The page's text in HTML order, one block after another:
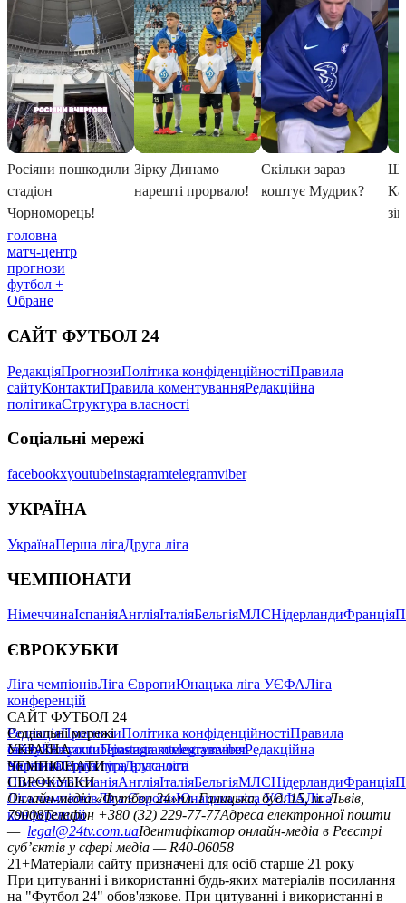
головна
матч-центр
прогнози
футбол +
Обране
САЙТ ФУТБОЛ 24
РедакціяПрогнозиПолітика конфіденційностіПравила
сайтуКонтактиПравила коментуванняРедакційна
політикаСтруктура власності
Соціальні мережі
facebookxyoutubeinstagramtelegramviber
УКРАЇНА
УкраїнаПерша лігаДруга ліга
ЧЕМПІОНАТИ
НімеччинаІспаніяАнгліяІталіяБельгіяМЛСНідерландиФранція
ЄВРОКУБКИ
Ліга чемпіонівЛіга ЄвропиЮнацька ліга УЄФАЛіга
конференцій
САЙТ ФУТБОЛ 24
РедакціяПрогнозиПолітика конфіденційностіПравила
сайтуКонтактиПравила коментуванняРедакційна
політикаСтруктура власності
Соціальні мережі
facebookxyoutubeinstagramtelegramviber
УКРАЇНА
УкраїнаПерша лігаДруга ліга
ЧЕМПІОНАТИ
НімеччинаІспаніяАнгліяІталіяБельгіяМЛСНідерландиФранція
ЄВРОКУБКИ
Ліга чемпіонівЛіга ЄвропиЮнацька ліга УЄФАЛіга
конференцій
Онлайн-медіа «Футбол 24»пл. Галицька, буд. 15, м. Львів,
79008Телефон +380 (32) 229-77-77Адреса електронної пошти
— legal@24tv.com.uaІдентифікатор онлайн-медіа в Реєстрі
суб’єктів у сфері медіа — R40-06058
21+Матеріали сайту призначені для осіб старше 21 року
При цитуванні і використанні будь-яких матеріалів посилання
на "Футбол 24" обов'язкове. При цитуванні і використанні в